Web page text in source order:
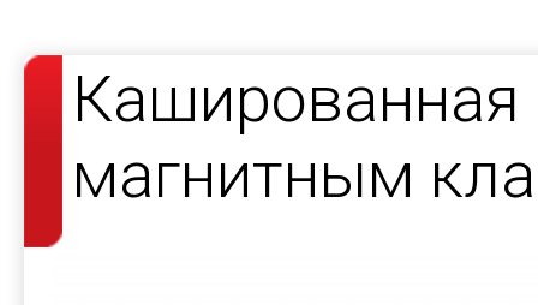
Кашированная
магнитным